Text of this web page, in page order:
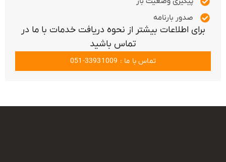
صدور بارنامه
برای اطلاعات بیشتر از نحوه دریافت خدمات با ما در
تماس باشید
تماس با ما : 33931009-051